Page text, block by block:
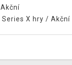
Akční
Series X hry / Akční